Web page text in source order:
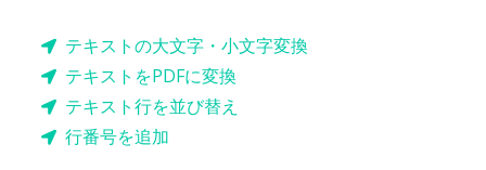
テキストの大文字・小文字変換
テキストをPDFに変換
テキスト行を並び替え
行番号を追加